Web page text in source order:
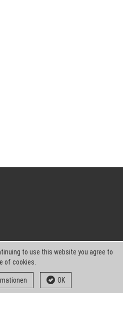
to use this website you agree to
of cookies.
OK